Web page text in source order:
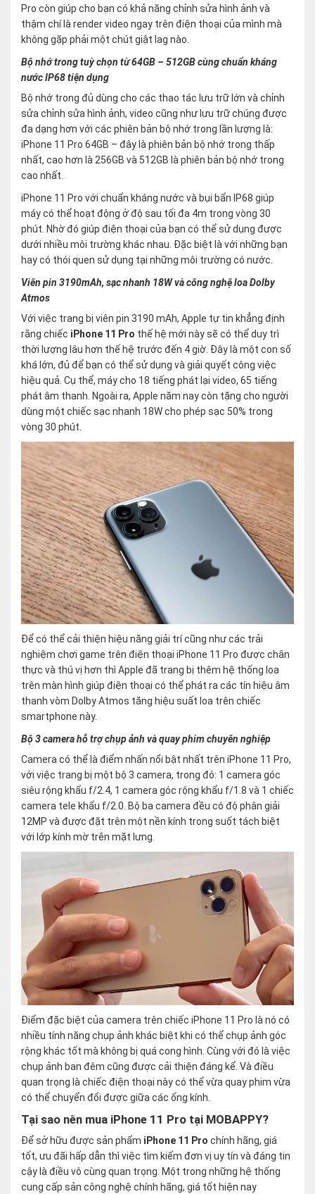
Pro còn giúp cho bạn có khả năng chỉnh sửa hình ảnh và
thậm chí là render video ngay trên điện thoại của mình mà
không gặp phải một chút giật lag nào.
Bộ nhớ trong tuỳ chọn từ 64GB – 512GB cùng chuẩn kháng
nước IP68 tiện dụng
Bộ nhớ trong đủ dùng cho các thao tác lưu trữ lớn và chỉnh
sửa chỉnh sửa hình ảnh, video cũng như lưu trữ chúng được
đa dạng hơn với các phiên bản bộ nhớ trong lần lượng là:
iPhone 11 Pro 64GB – đây là phiên bản bộ nhớ trong thấp
nhất, cao hơn là 256GB và 512GB là phiên bản bộ nhớ trong
cao nhất.
iPhone 11 Pro với chuẩn kháng nước và bụi bẩn IP68 giúp
máy có thể hoạt động ở độ sau tối đa 4m trong vòng 30
phút. Nhờ đó giúp điện thoại của bạn có thể sử dụng được
dưới nhiều môi trường khác nhau. Đặc biệt là với những bạn
hay có thói quen sử dụng tại những môi trường có nước.
Viên pin 3190mAh, sạc nhanh 18W và công nghệ loa Dolby
Atmos
Với việc trang bị viên pin 3190 mAh, Apple tự tin khẳng định
rằng chiếc iPhone 11 Pro thế hệ mới này sẽ có thể duy trì
thời lượng lâu hơn thế hệ trước đến 4 giờ. Đây là một con số
khá lớn, đủ để bạn có thể sử dụng và giải quyết công việc
hiệu quả. Cụ thể, máy cho 18 tiếng phát lại video, 65 tiếng
phát âm thanh. Ngoài ra, Apple năm nay còn tặng cho người
dùng một chiếc sạc nhanh 18W cho phép sạc 50% trong
vòng 30 phút.
Để có thể cải thiện hiệu năng giải trí cũng như các trải
nghiệm chơi game trên điện thoại iPhone 11 Pro được chân
thực và thú vị hơn thì Apple đã trang bị thêm hệ thống loa
trên màn hình giúp điện thoại có thể phát ra các tín hiệu âm
thanh vòm Dolby Atmos tăng hiệu suất loa trên chiếc
smartphone này.
Bộ 3 camera hỗ trợ chụp ảnh và quay phim chuyên nghiệp
Camera có thể là điểm nhấn nổi bật nhất trên iPhone 11 Pro,
với việc trang bị một bộ 3 camera, trong đó: 1 camera góc
siêu rộng khẩu f/2.4, 1 camera góc rộng khẩu f/1.8 và 1 chiếc
camera tele khẩu f/2.0. Bộ ba camera đều có độ phân giải
12MP và được đặt trên một nền kính trong suốt tách biệt
với lớp kính mờ trên mặt lưng.
Điểm đặc biệt của camera trên chiếc iPhone 11 Pro là nó có
nhiều tính năng chụp ảnh khác biệt khi có thể chụp ảnh góc
rộng khác tốt mà không bị quá cong hình. Cùng với đó là việc
chụp ảnh ban đêm cũng được cải thiện đáng kể. Và điều
quan trọng là chiếc điện thoại này có thể vừa quay phim vừa
có thể chuyển đổi được giữa các ống kính.
Tại sao nên mua iPhone 11 Pro tại MOBAPPY?
Để sở hữu được sản phẩm iPhone 11 Pro chính hãng, giá
tốt, ưu đãi hấp dẫn thì việc tìm kiếm đơn vị uy tín và đáng tin
cậy là điều vô cùng quan trọng. Một trong những hệ thống
cung cấp sản công nghệ chính hãng, giá tốt hiện nay